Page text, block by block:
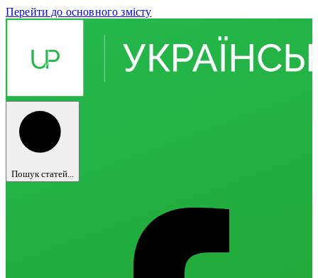
Перейти до основного змісту
Пошук статей...